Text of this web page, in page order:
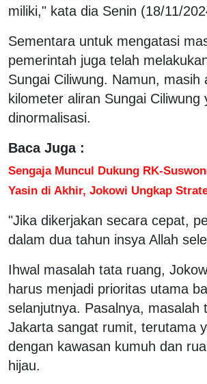
miliki," kata dia Senin (18/11/
Sementara untuk mengatasi
pemerintah juga telah
Sungai Ciliwung. Namun, masih
kilometer aliran Sungai Ciliwung
dinormalisasi.
Baca Juga :
Sengaja Muncul Dukung RK-
Yasin di Akhir, Jokowi Ungkap
"Jika dikerjakan secara cepat,
dalam dua tahun insya Allah
Ihwal masalah tata ruang,
harus menjadi prioritas utama
selanjutnya. Pasalnya, masalah
Jakarta sangat rumit, terutama
dengan kawasan kumuh dan
hijau.